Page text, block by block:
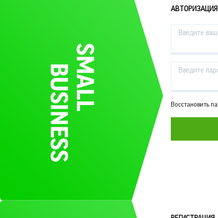
АВТОРИЗАЦИЯ
Введите
Введите
Восстановить